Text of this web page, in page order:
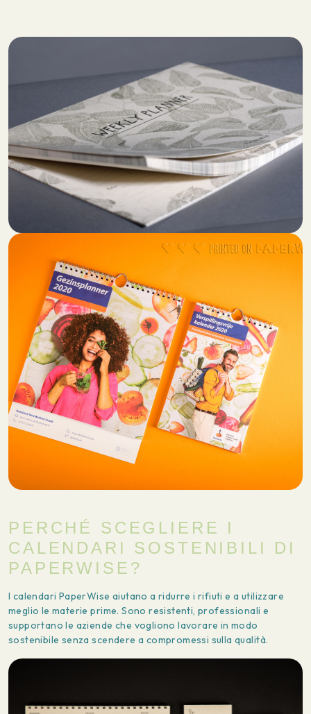
PERCHÉ SCEGLIERE I
CALENDARI SOSTENIBILI DI
PAPERWISE?
I calendari PaperWise aiutano a ridurre i rifiuti e a utilizzare
meglio le materie prime. Sono resistenti, professionali e
supportano le aziende che vogliono lavorare in modo
sostenibile senza scendere a compromessi sulla qualità.